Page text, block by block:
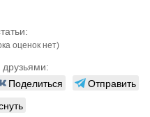
оценок нет)
друзьями:
Поделиться
Отправить